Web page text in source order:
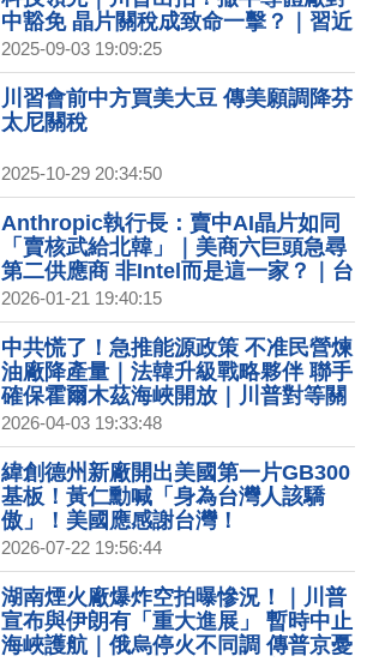
中豁免 晶片關稅成致命一擊？｜習近
平白送20億給成員國 引輿論炮轟｜數
發部：3條國際海纜斷線 EAC2斷在
菲星之間
2025-09-03 19:09:25
川習會前中方買美大豆 傳美願調降芬
太尼關稅
2025-10-29 20:34:50
Anthropic執行長：賣中AI晶片如同
「賣核武給北韓」｜美商六巨頭急尋
第二供應商 非Intel而是這一家？｜台
灣搶先拿下晶片優惠 李在明：不能比
台灣差｜Netflix營收和獲利雙雙成長
訂閱用戶突破3.25億
2026-01-21 19:40:15
中共慌了！急推能源政策 不准民營煉
油廠降產量｜法韓升級戰略夥伴 聯手
確保霍爾木茲海峽開放｜川普對等關
稅滿周年 白宮：加速製造業回流美國
｜川普祭100%藥品關稅 日韓瑞最低
15%台無豁免｜美國會提案聯手盟友
對中晶片設備出口管制升級
2026-04-03 19:33:48
緯創德州新廠開出美國第一片GB300
基板！黃仁勳喊「身為台灣人該驕
傲」！美國應感謝台灣！
2026-07-22 19:56:44
湖南煙火廠爆炸空拍曝慘況！｜川普
宣布與伊朗有「重大進展」 暫時中止
海峽護航｜俄烏停火不同調 傳普京憂